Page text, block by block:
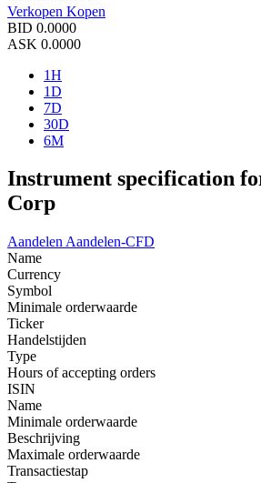
Verkopen Kopen
BID 0.0000
ASK 0.0000
1H
1D
7D
30D
6M
Instrument specification
Corp
Aandelen Aandelen-CFD
Name
Currency
Symbol
Minimale orderwaarde
Ticker
Handelstijden
Type
Hours of accepting orders
ISIN
Name
Minimale orderwaarde
Beschrijving
Maximale orderwaarde
Transactiestap